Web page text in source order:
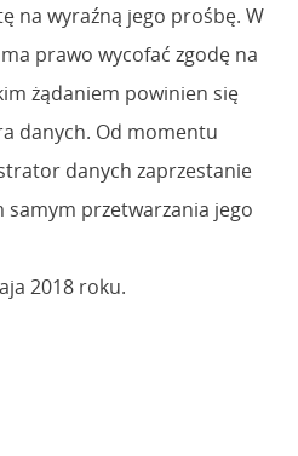
na wyraźną jego prośbę. W
prawo wycofać zgodę na
żądaniem powinien się
danych. Od momentu
danych zaprzestanie
przetwarzania jego
2018 roku.